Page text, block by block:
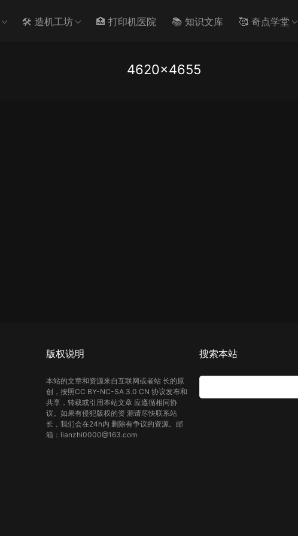
🛠️ 造机工坊 🏥 打印机医院 📚 知识文库 🥰 奇点学堂
4620×4655
版权说明
本站的文章和资源来自互联网或者站 长的原
创，按照CC BY-NC-SA 3.0 CN 协议发布和
共享，转载或引用本站文章 应遵循相同协
议。如果有侵犯版权的资 源请尽快联系站
长，我们会在24h内 删除有争议的资源。邮
箱：lianzhi0000@163.com
搜索本站